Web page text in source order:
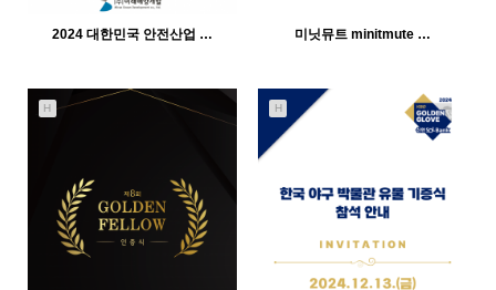
04-25
인바이트미
2024 대한민국 안전산업 …
인바이트미
미닛뮤트 minitmute …
H H